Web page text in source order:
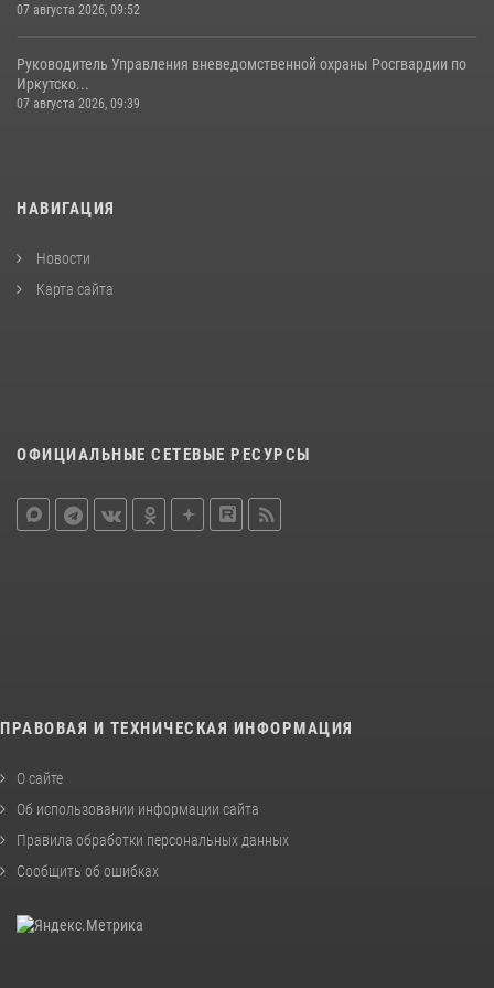
07 августа 2026, 09:52
Руководитель Управления вневедомственной охраны Росгвардии по
Иркутско...
07 августа 2026, 09:39
НАВИГАЦИЯ
Новости
Карта сайта
ОФИЦИАЛЬНЫЕ СЕТЕВЫЕ РЕСУРСЫ
ПРАВОВАЯ И ТЕХНИЧЕСКАЯ ИНФОРМАЦИЯ
О сайте
Об использовании информации сайта
Правила обработки персональных данных
Сообщить об ошибках